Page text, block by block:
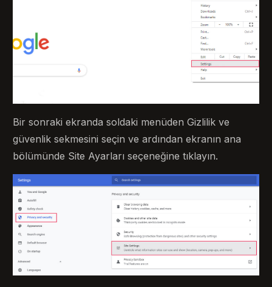
Bir sonraki ekranda soldaki menüden Gizlilik ve
güvenlik sekmesini seçin ve ardından ekranın ana
bölümünde Site Ayarları seçeneğine tıklayın.